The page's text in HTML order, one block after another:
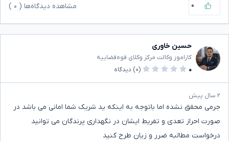
۰ مشاهده دیدگاه‌ها ( ۰
حسین خاوری
کاراموز وکالت مرکز وکلای قوه‌قضاییه
۰
(۰) دیدگاه
۲ سال پیش
جرمی محقق نشده اما باتوجه به اینکه ید شریک شما امانی می باشد در
صورت احراز تعدی و تفریط ایشان در نگهداری پرندگان می توانید
درخواست مطالبه ضرر و زیان طرح کنید